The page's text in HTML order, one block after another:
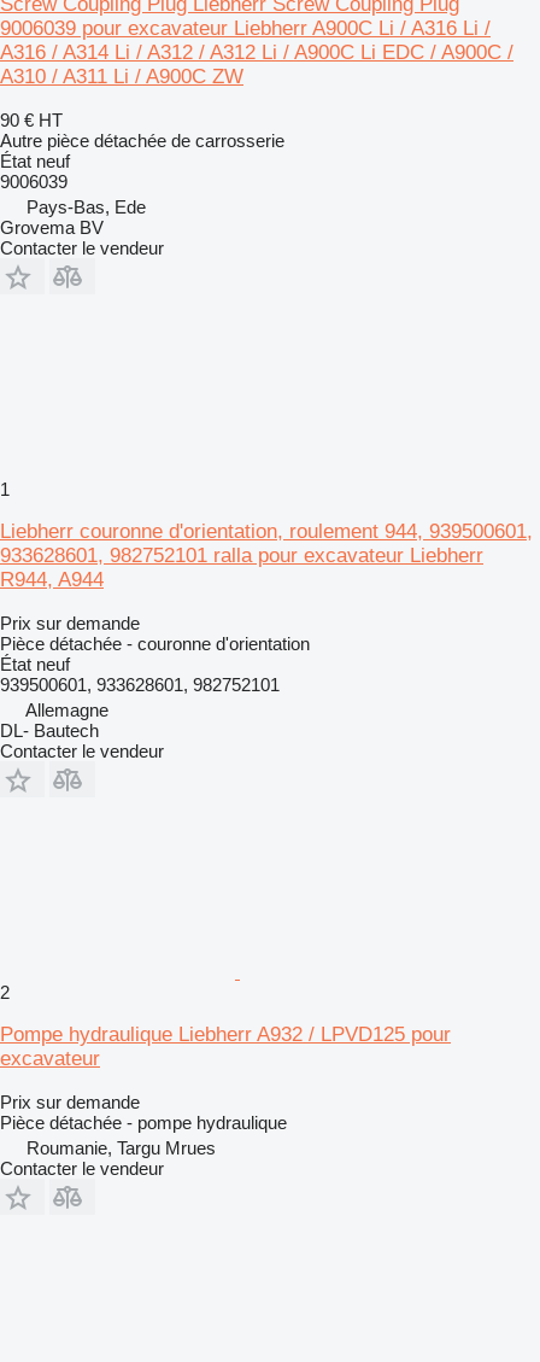
9006039 pour excavateur Liebherr A900C Li / A316 Li /
A316 / A314 Li / A312 / A312 Li / A900C Li EDC / A900C /
A310 / A311 Li / A900C ZW
90 € HT
Autre pièce détachée de carrosserie
État neuf
9006039
Pays-Bas, Ede
Grovema BV
Contacter le vendeur
1
Liebherr couronne d'orientation, roulement 944, 939500601,
933628601, 982752101 ralla pour excavateur Liebherr
R944, A944
Prix sur demande
Pièce détachée - couronne d'orientation
État neuf
939500601, 933628601, 982752101
Allemagne
DL- Bautech
Contacter le vendeur
2
Pompe hydraulique Liebherr A932 / LPVD125 pour
excavateur
Prix sur demande
Pièce détachée - pompe hydraulique
Roumanie, Targu Mrues
Contacter le vendeur